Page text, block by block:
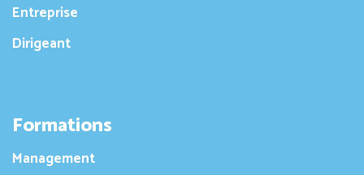
Entreprise
Dirigeant
Formations
Management